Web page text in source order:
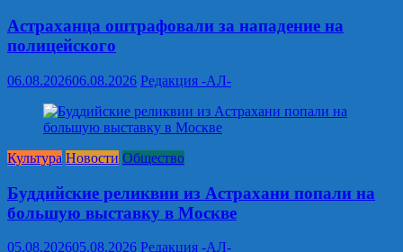
Астраханца оштрафовали за нападение на
полицейского
06.08.202606.08.2026 Редакция -АЛ-
Культура Новости Общество
Буддийские реликвии из Астрахани попали на
большую выставку в Москве
05.08.202605.08.2026 Редакция -АЛ-